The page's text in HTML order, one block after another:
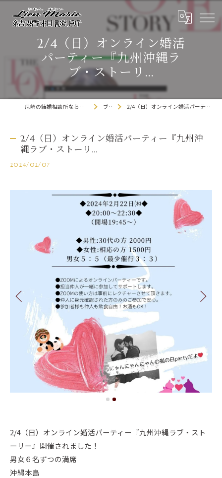
2/4（日）オンライン婚活
パーティー『九州沖縄ラ
ブ・ストーリ...
尼崎の結婚相談所なら「Lien Marie結婚相談所」 ブログ 2/4（日）オンライン婚活パーティー『九州沖縄ラブ・ストーリ...
2/4（日）オンライン婚活パーティー『九州沖
縄ラブ・ストーリ...
2024/02/07
2/4（日）オンライン婚活パーティー『九州沖縄ラブ・スト
ーリー』開催されました！
男女６名ずつの満席
沖縄本島